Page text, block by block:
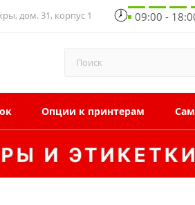
дом. 31, корпус 1 09:00 -
Опции к принтерам